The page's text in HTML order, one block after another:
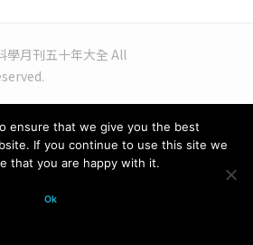
學月刊五十年大全 All
ensure that we give you the best
If you continue to use this site we
that you are happy with it.
Ok